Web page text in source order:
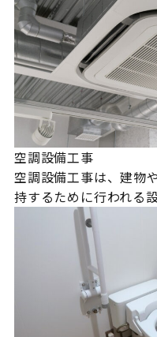
空調設備工事
空調設備工事は、建物
持するために行われる